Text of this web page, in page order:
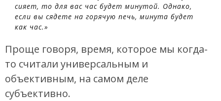
сияет, то для вас час будет минутой. Однако,
если вы сядете на горячую печь, минута будет
как час.»
Проще говоря, время, которое мы когда-
то считали универсальным и
объективным, на самом деле
субъективно.